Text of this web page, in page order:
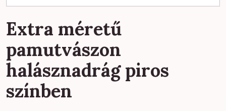
Extra méretű
pamutvászon
halásznadrág piros
színben